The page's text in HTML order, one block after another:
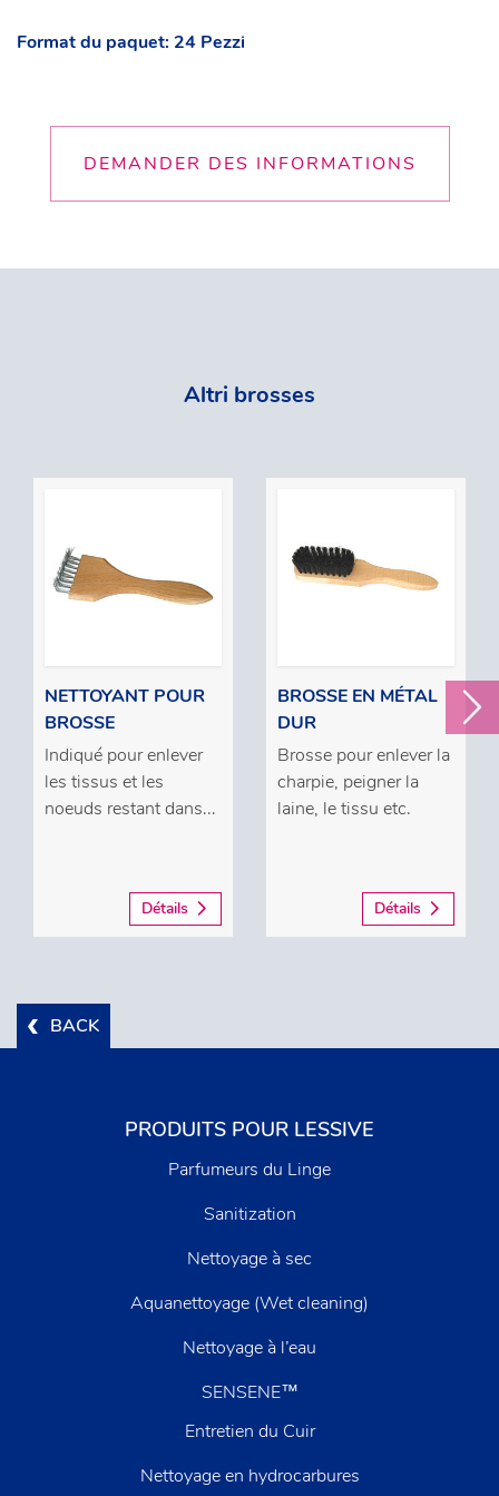
Format du paquet: 24 Pezzi
DEMANDER DES INFORMATIONS
Altri brosses
NETTOYANT POUR
BROSSE
Indiqué pour enlever
les tissus et les
noeuds restant dans...
Détails
BROSSE EN MÉTAL
DUR
Brosse pour enlever la
charpie, peigner la
laine, le tissu etc.
Détails
BACK
PRODUITS POUR LESSIVE
Parfumeurs du Linge
Sanitization
Nettoyage à sec
Aquanettoyage (Wet cleaning)
Nettoyage à l’eau
SENSENE™
Entretien du Cuir
Nettoyage en hydrocarbures